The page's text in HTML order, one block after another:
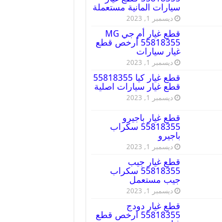
سيارات المانية مستعملة
ديسمبر 1, 2023
قطع غيار أم جي MG
55818355 أرخص قطع
غيار سيارات
ديسمبر 1, 2023
قطع غيار كيا 55818355
قطع غيار سيارات اصلية
ديسمبر 1, 2023
قطع غيار باجيرو
55818355 سكراب
باجيرو
ديسمبر 1, 2023
قطع غيار جيب
55818355 سكراب
جيب مستعمل
ديسمبر 1, 2023
قطع غيار دودج
55818355 ارخص قطع